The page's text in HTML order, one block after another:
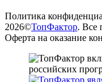
Политика
2026©ТопФактор. Все
Оферта на оказание